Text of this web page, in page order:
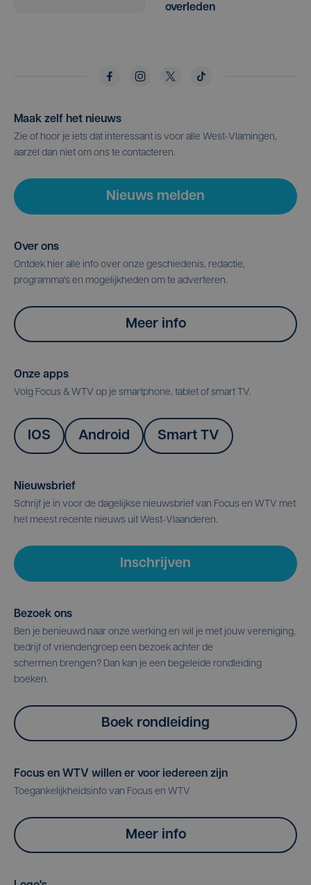
overleden
Maak zelf het nieuws
Zie of hoor je iets dat interessant is voor alle West-Vlamingen,
aarzel dan niet om ons te contacteren.
Nieuws melden
Over ons
Ontdek hier alle info over onze geschiedenis, redactie,
programma's en mogelijkheden om te adverteren.
Meer info
Onze apps
Volg Focus & WTV op je smartphone, tablet of smart TV.
IOS Android Smart TV
Nieuwsbrief
Schrijf je in voor de dagelijkse nieuwsbrief van Focus en WTV met
het meest recente nieuws uit West-Vlaanderen.
Inschrijven
Bezoek ons
Ben je benieuwd naar onze werking en wil je met jouw vereniging,
bedrijf of vriendengroep een bezoek achter de
schermen brengen? Dan kan je een begeleide rondleiding
boeken.
Boek rondleiding
Focus en WTV willen er voor iedereen zijn
Toegankelijkheidsinfo van Focus en WTV
Meer info